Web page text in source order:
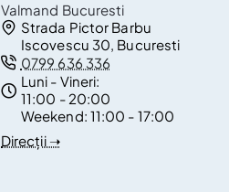
Valmand Bucuresti
Strada Pictor Barbu
Iscovescu 30, Bucuresti
0799 636 336
Luni - Vineri:
11:00 - 20:00
Weekend: 11:00 - 17:00
Direcții ➝